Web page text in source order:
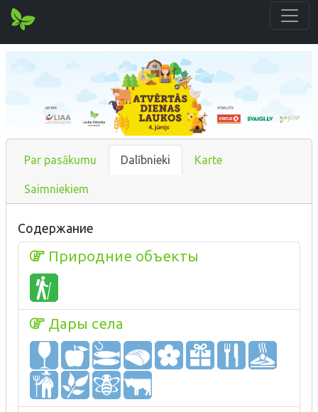
Par pasākumu Dalībnieki Karte
Saimniekiem
Содержание
Природние объекты
Дары села